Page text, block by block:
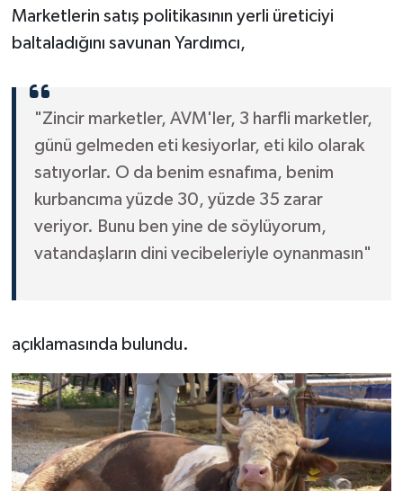
Marketlerin satış politikasının yerli üreticiyi
baltaladığını savunan Yardımcı,
"Zincir marketler, AVM'ler, 3 harfli marketler,
günü gelmeden eti kesiyorlar, eti kilo olarak
satıyorlar. O da benim esnafıma, benim
kurbancıma yüzde 30, yüzde 35 zarar
veriyor. Bunu ben yine de söylüyorum,
vatandaşların dini vecibeleriyle oynanmasın"
açıklamasında bulundu.